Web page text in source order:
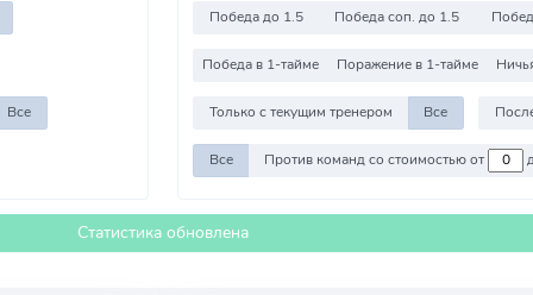
Все
Победа до 1.5 Победа соп. до 1.5
Победа в 1-тайме Поражение в 1-тайме
Только с текущим тренером Все
Все Против команд со стоимостью от
Статистика обновлена